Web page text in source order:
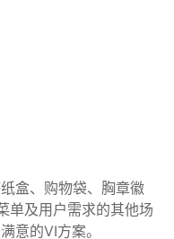
盒、购物袋、胸章徽
单及用户需求的其他场
意的VI方案。